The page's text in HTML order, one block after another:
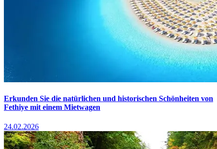
Erkunden Sie die natürlichen und historischen Schönheiten von
Fethiye mit einem Mietwagen
24.02.2026